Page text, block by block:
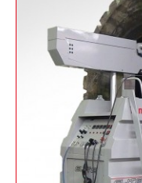
Industriereifen